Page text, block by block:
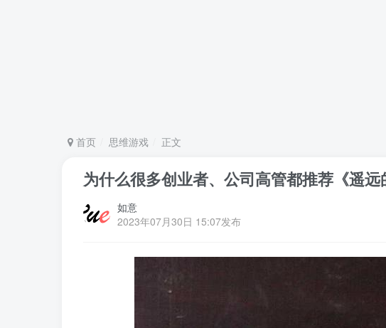
首页 思维游戏 正文
为什么很多创业者、公司高管都推荐《遥远
如意
2023年07月30日 15:07发布